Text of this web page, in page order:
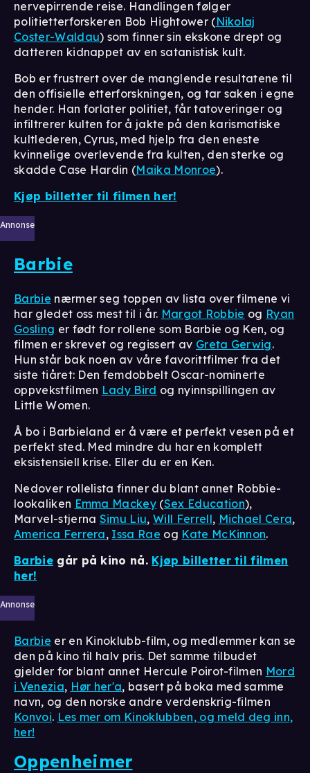
nervepirrende reise. Handlingen følger
politietterforskeren Bob Hightower (Nikolaj
Coster-Waldau) som finner sin ekskone drept og
datteren kidnappet av en satanistisk kult.
Bob er frustrert over de manglende resultatene til
den offisielle etterforskningen, og tar saken i egne
hender. Han forlater politiet, får tatoveringer og
infiltrerer kulten for å jakte på den karismatiske
kultlederen, Cyrus, med hjelp fra den eneste
kvinnelige overlevende fra kulten, den sterke og
skadde Case Hardin (Maika Monroe).
Kjøp billetter til filmen her!
Annonse
Barbie
Barbie nærmer seg toppen av lista over filmene vi
har gledet oss mest til i år. Margot Robbie og Ryan
Gosling er født for rollene som Barbie og Ken, og
filmen er skrevet og regissert av Greta Gerwig.
Hun står bak noen av våre favorittfilmer fra det
siste tiåret: Den femdobbelt Oscar-nominerte
oppvekstfilmen Lady Bird og nyinnspillingen av
Little Women.
Å bo i Barbieland er å være et perfekt vesen på et
perfekt sted. Med mindre du har en komplett
eksistensiell krise. Eller du er en Ken.
Nedover rollelista finner du blant annet Robbie-
lookaliken Emma Mackey (Sex Education),
Marvel-stjerna Simu Liu,Will Ferrell, Michael Cera,
America Ferrera, Issa Rae og Kate McKinnon.
Barbiegår på kino nå. Kjøp billetter til filmen
her!
Annonse
Barbie er en Kinoklubb-film, og medlemmer kan se
den på kino til halv pris. Det samme tilbudet
gjelder for blant annet Hercule Poirot-filmen Mord
i Venezia, Hør her'a, basert på boka med samme
navn, og den norske andre verdenskrig-filmen
Konvoi. Les mer om Kinoklubben, og meld deg inn,
her!
Oppenheimer